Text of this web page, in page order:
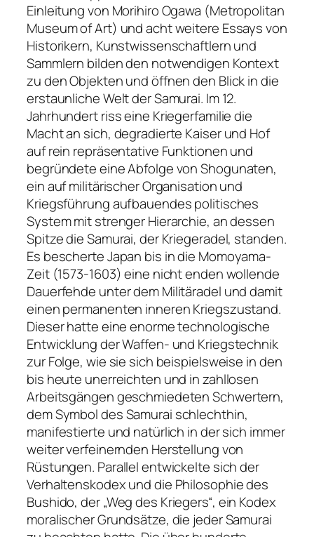
Einleitung von Morihiro Ogawa (Metropolitan
Museum of Art) und acht weitere Essays von
Historikern, Kunstwissenschaftlern und
Sammlern bilden den notwendigen Kontext
zu den Objekten und öffnen den Blick in die
erstaunliche Welt der Samurai. Im 12.
Jahrhundert riss eine Kriegerfamilie die
Macht an sich, degradierte Kaiser und Hof
auf rein repräsentative Funktionen und
begründete eine Abfolge von Shogunaten,
ein auf militärischer Organisation und
Kriegsführung aufbauendes politisches
System mit strenger Hierarchie, an dessen
Spitze die Samurai, der Kriegeradel, standen.
Es bescherte Japan bis in die Momoyama-
Zeit (1573-1603) eine nicht enden wollende
Dauerfehde unter dem Militäradel und damit
einen permanenten inneren Kriegszustand.
Dieser hatte eine enorme technologische
Entwicklung der Waffen- und Kriegstechnik
zur Folge, wie sie sich beispielsweise in den
bis heute unerreichten und in zahllosen
Arbeitsgängen geschmiedeten Schwertern,
dem Symbol des Samurai schlechthin,
manifestierte und natürlich in der sich immer
weiter verfeinernden Herstellung von
Rüstungen. Parallel entwickelte sich der
Verhaltenskodex und die Philosophie des
Bushido, der „Weg des Kriegers“, ein Kodex
moralischer Grundsätze, die jeder Samurai